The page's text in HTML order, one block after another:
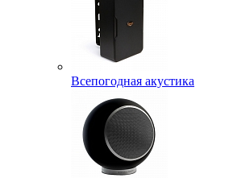
Всепогодная акустика